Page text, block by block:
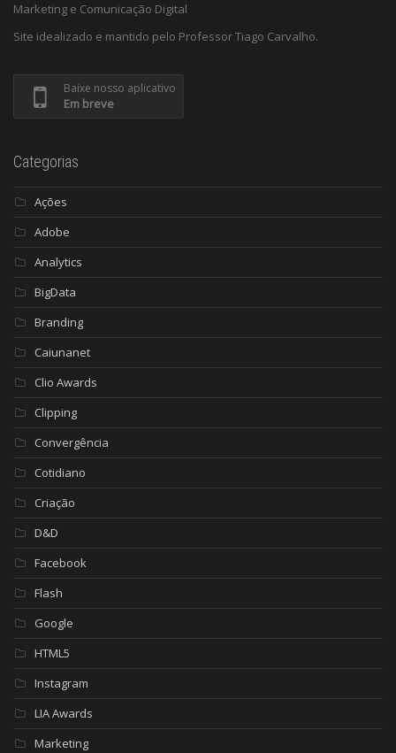
Marketing e Comunicação Digital
Site idealizado e mantido pelo Professor Tiago Carvalho.
Baixe nosso aplicativo
Em breve
Categorias
Ações
Adobe
Analytics
BigData
Branding
Caiunanet
Clio Awards
Clipping
Convergência
Cotidiano
Criação
D&D
Facebook
Flash
Google
HTML5
Instagram
LIA Awards
Marketing